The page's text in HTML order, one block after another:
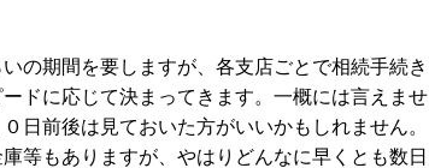
の期間を要しますが、各支店ごとで相続手続き
ドに応じて決まってきます。一概には言えませ
日前後は見ておいた方がいいかもしれません。
等もありますが、やはりどんなに早くとも数日